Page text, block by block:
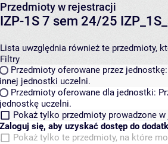
Przedmioty w rejestracji
IZP-1S 7 sem 24/25
Lista uwzględnia również te przedmioty,
Filtry
Przedmioty oferowane przez jednostkę:
innej jednostki uczelni.
Przedmioty oferowane dla jednostki:
jednostkę uczelni.
Pokaż tylko przedmioty prowadzone
Zaloguj się, aby uzyskać dostęp do
Pokaż tylko te przedmioty, na które